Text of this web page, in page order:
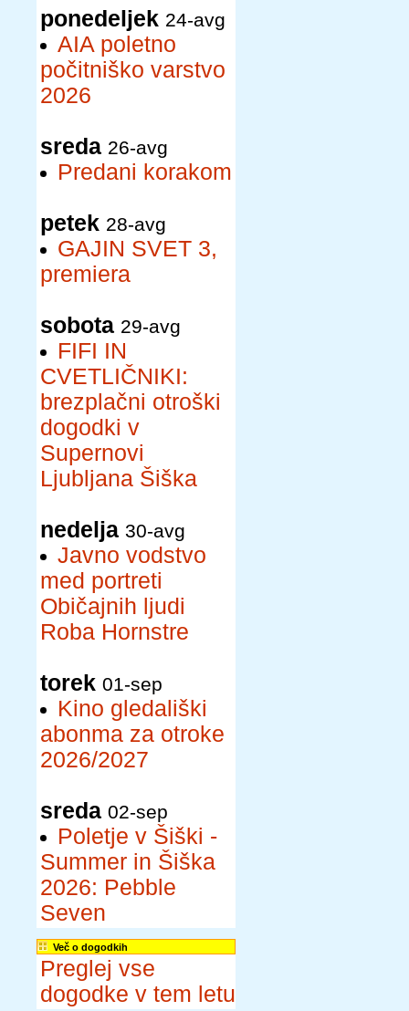
ponedeljek 24-avg
AIA poletno
počitniško varstvo
2026
sreda 26-avg
Predani korakom
petek 28-avg
GAJIN SVET 3,
premiera
sobota 29-avg
FIFI IN
CVETLIČNIKI:
brezplačni otroški
dogodki v
Supernovi
Ljubljana Šiška
nedelja 30-avg
Javno vodstvo
med portreti
Običajnih ljudi
Roba Hornstre
torek 01-sep
Kino gledališki
abonma za otroke
2026/2027
sreda 02-sep
Poletje v Šiški -
Summer in Šiška
2026: Pebble
Seven
Več o dogodkih
Preglej vse
dogodke v tem letu